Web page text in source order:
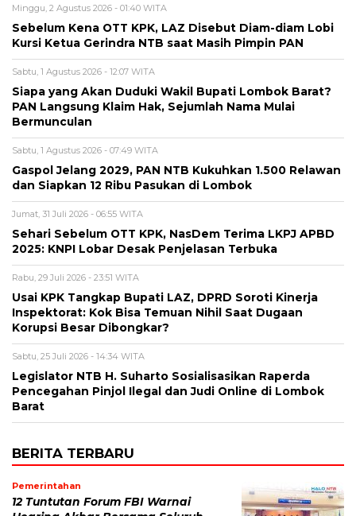
Minggu, 2 Agustus 2026 - 01:40 WITA
Sebelum Kena OTT KPK, LAZ Disebut Diam-diam Lobi
Kursi Ketua Gerindra NTB saat Masih Pimpin PAN
Sabtu, 1 Agustus 2026 - 12:07 WITA
Siapa yang Akan Duduki Wakil Bupati Lombok Barat?
PAN Langsung Klaim Hak, Sejumlah Nama Mulai
Bermunculan
Sabtu, 1 Agustus 2026 - 07:49 WITA
Gaspol Jelang 2029, PAN NTB Kukuhkan 1.500 Relawan
dan Siapkan 12 Ribu Pasukan di Lombok
Jumat, 31 Juli 2026 - 06:55 WITA
Sehari Sebelum OTT KPK, NasDem Terima LKPJ APBD
2025: KNPI Lobar Desak Penjelasan Terbuka
Rabu, 29 Juli 2026 - 23:51 WITA
Usai KPK Tangkap Bupati LAZ, DPRD Soroti Kinerja
Inspektorat: Kok Bisa Temuan Nihil Saat Dugaan
Korupsi Besar Dibongkar?
Sabtu, 25 Juli 2026 - 14:34 WITA
Legislator NTB H. Suharto Sosialisasikan Raperda
Pencegahan Pinjol Ilegal dan Judi Online di Lombok
Barat
BERITA TERBARU
Pemerintahan
12 Tuntutan Forum FBI Warnai